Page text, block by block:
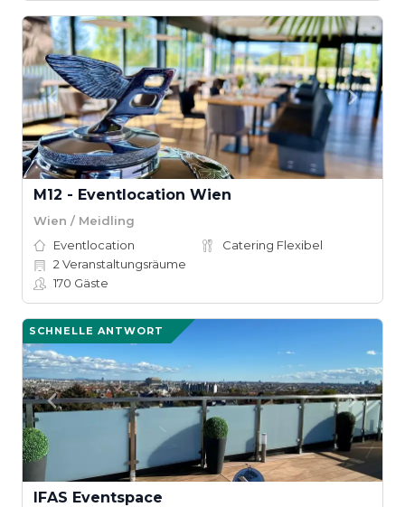
M12 - Eventlocation Wien
Wien / Meidling
Eventlocation
Catering Flexibel
2 Veranstaltungsräume
170 Gäste
SCHNELLE ANTWORT
IFAS Eventspace